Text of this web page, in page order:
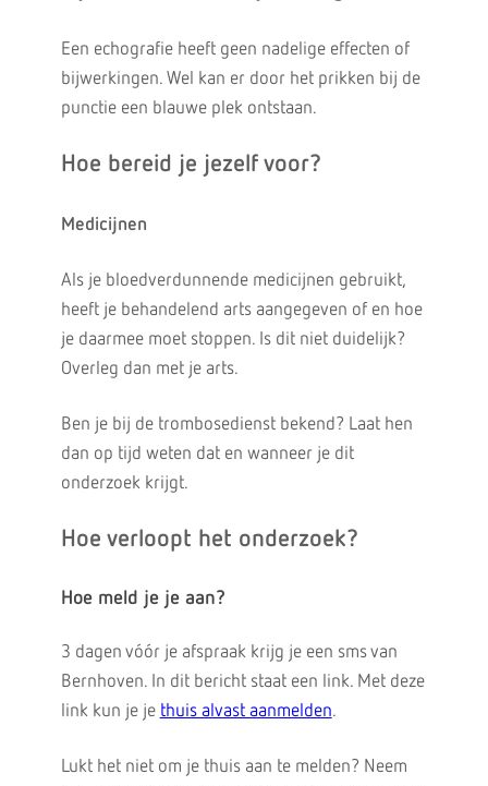
Een echografie heeft geen nadelige effecten of
bijwerkingen. Wel kan er door het prikken bij de
punctie een blauwe plek ontstaan.
Hoe bereid je jezelf voor?
Medicijnen
Als je bloedverdunnende medicijnen gebruikt,
heeft je behandelend arts aangegeven of en hoe
je daarmee moet stoppen. Is dit niet duidelijk?
Overleg dan met je arts.
Ben je bij de trombosedienst bekend? Laat hen
dan op tijd weten dat en wanneer je dit
onderzoek krijgt.
Hoe verloopt het onderzoek?
Hoe meld je je aan?
3 dagen vóór je afspraak krijg je een sms van
Bernhoven. In dit bericht staat een link. Met deze
link kun je je thuis alvast aanmelden.
Lukt het niet om je thuis aan te melden? Neem